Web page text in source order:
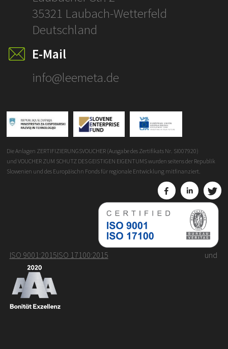
35321 Laubach-Wetterfeld
Deutschland
E-Mail
info@leemeta.de
Die Anlagen ZERTIFIZIERUNGSVOUCHER (Ausgabe des Zertifikats Nr. SI007920)
und VOUCHER ZUM SCHUTZ DES GEISTIGEN EIGENTUMS wurden seitens der Republik
Slowenien und des Europäischn Fonds für regionale Entwicklung mitfinanziert.
ISO 9001:2015 und
ISO 17100:2015